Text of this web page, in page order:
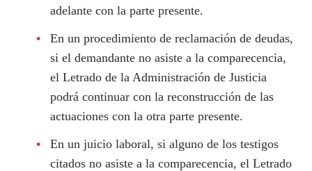
adelante con la parte presente.
En un procedimiento de reclamación de deudas,
si el demandante no asiste a la comparecencia,
el Letrado de la Administración de Justicia
podrá continuar con la reconstrucción de las
actuaciones con la otra parte presente.
En un juicio laboral, si alguno de los testigos
citados no asiste a la comparecencia, el Letrado